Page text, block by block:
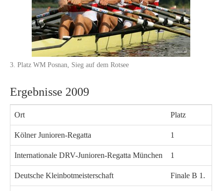
3. Platz WM Posnan, Sieg auf dem Rotsee
Ergebnisse 2009
Ort Platz
Kölner Junioren-Regatta 1
Internationale DRV-Junioren-Regatta München 1
Deutsche Kleinbotmeisterschaft Finale B 1.